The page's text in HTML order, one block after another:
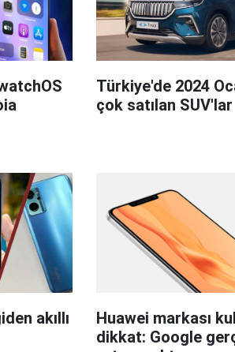
Türkiye'de 2024
çok satılan SUV'lar
akıllı
Huawei markası
dikkat: Google